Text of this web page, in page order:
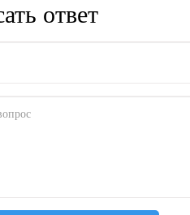
ответ